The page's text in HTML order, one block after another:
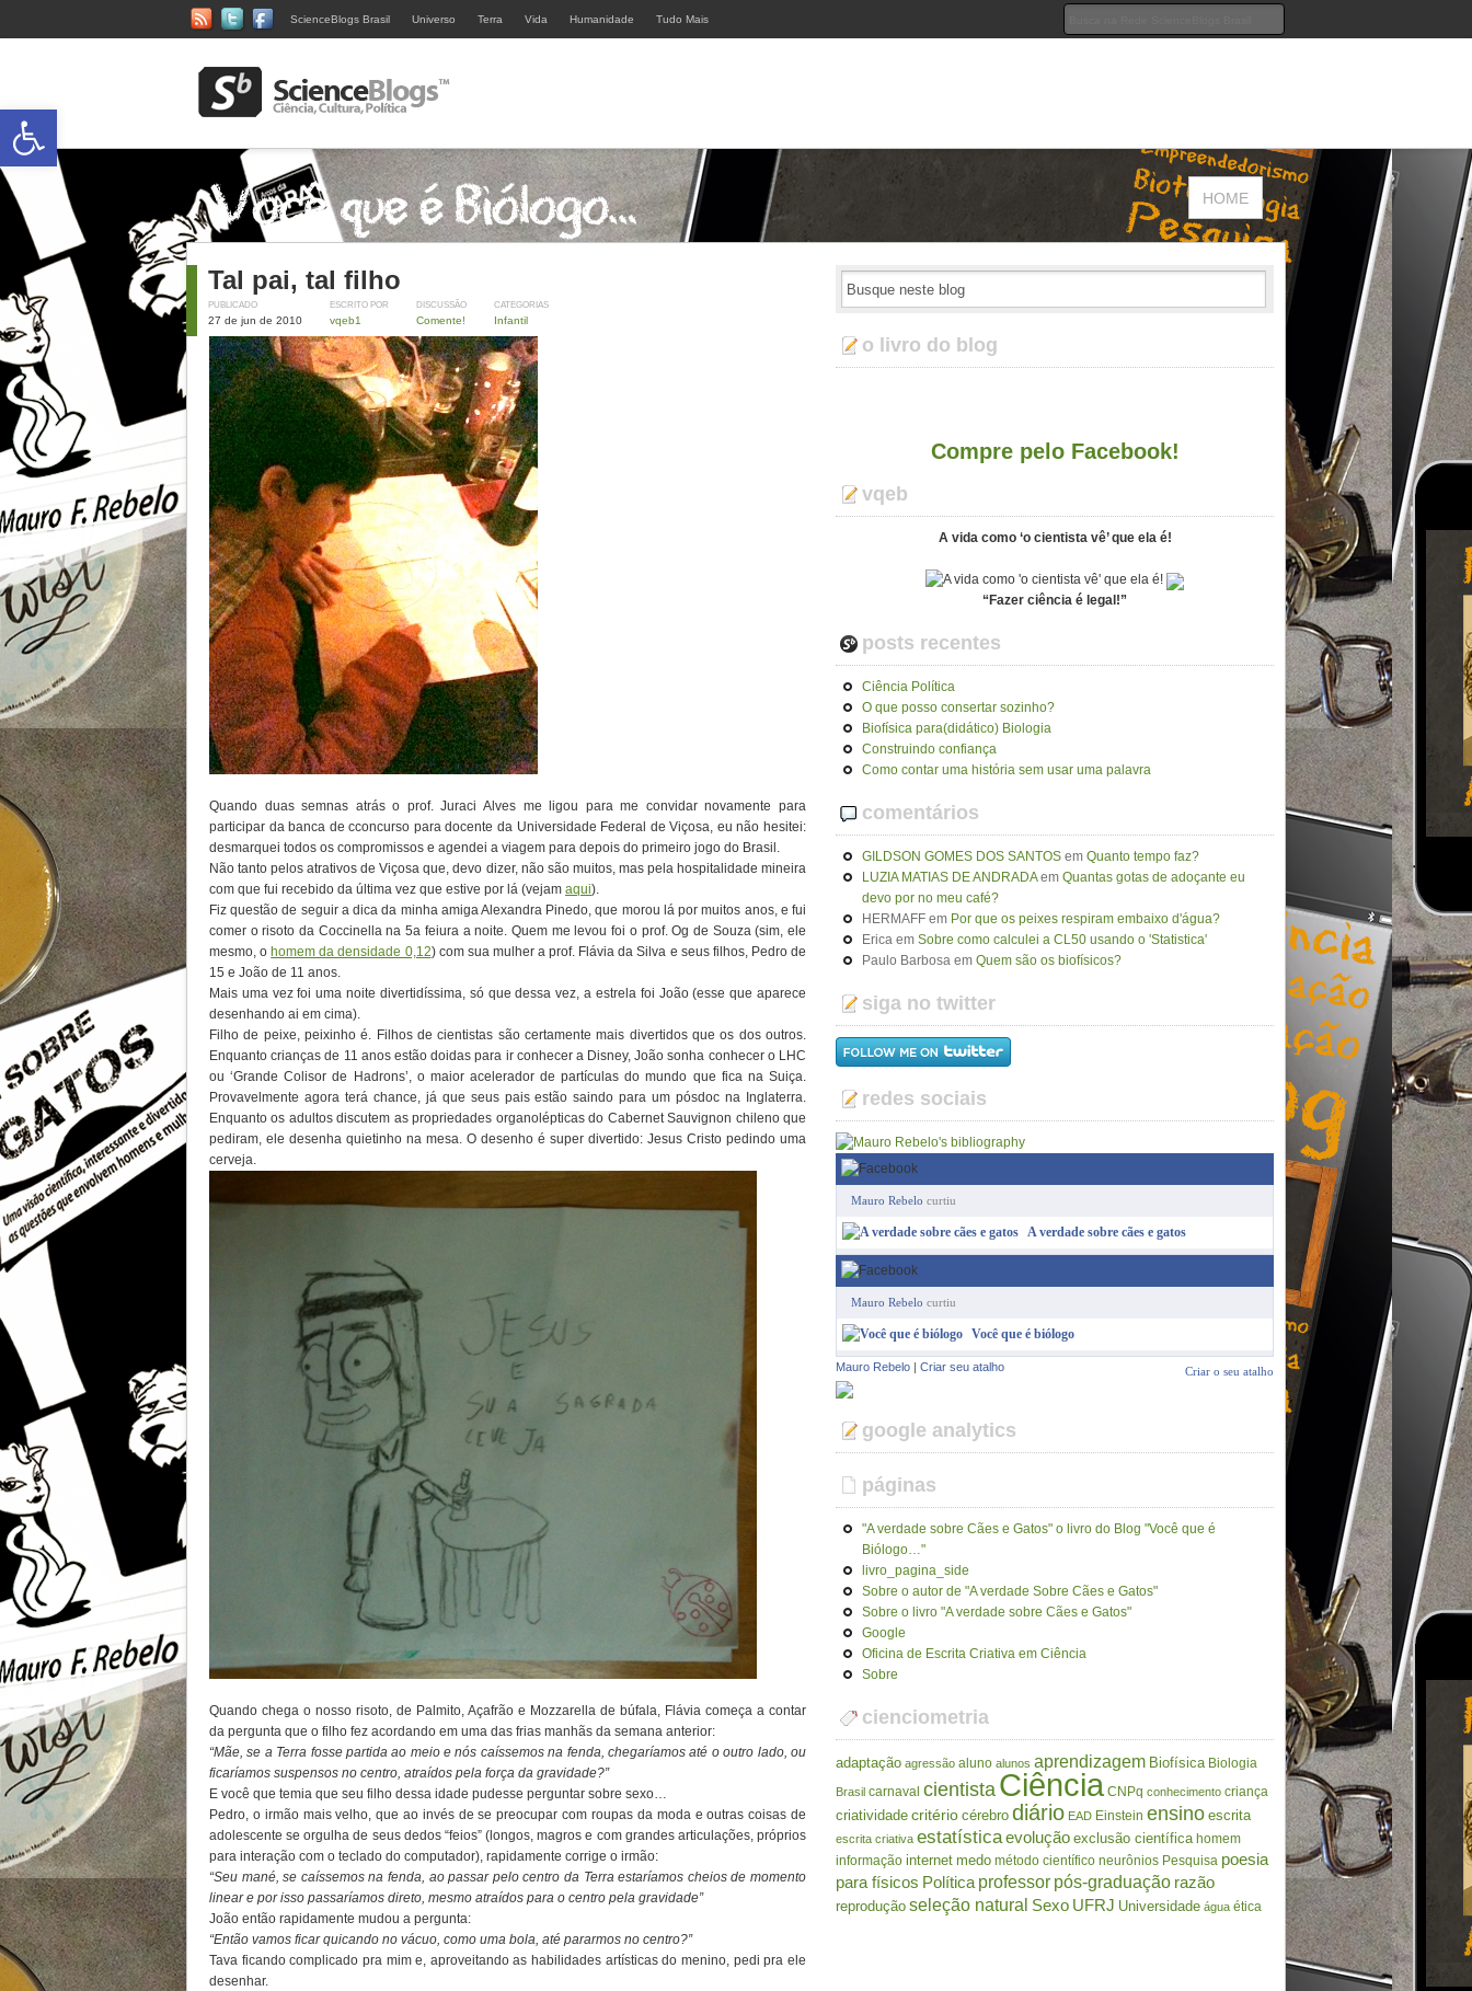
ScienceBlogs Brasil Universo Terra Vida Humanidade Tudo Mais
HOME
Tal pai, tal filho
PUBLICADO
27 de jun de 2010
ESCRITO POR
vqeb1
DISCUSSÃO
Comente!
CATEGORIAS
Infantil
Quando duas semnas atrás o prof. Juraci Alves me ligou para me convidar novamente para
participar da banca de cconcurso para docente da Universidade Federal de Viçosa, eu não hesitei:
desmarquei todos os compromissos e agendei a viagem para depois do primeiro jogo do Brasil.
Não tanto pelos atrativos de Viçosa que, devo dizer, não são muitos, mas pela hospitalidade mineira
com que fui recebido da última vez que estive por lá (vejam aqui).
Fiz questão de seguir a dica da minha amiga Alexandra Pinedo, que morou lá por muitos anos, e fui
comer o risoto da Coccinella na 5a feiura a noite. Quem me levou foi o prof. Og de Souza (sim, ele
mesmo, o homem da densidade 0,12) com sua mulher a prof. Flávia da Silva e seus filhos, Pedro de
15 e João de 11 anos.
Mais uma vez foi uma noite divertidíssima, só que dessa vez, a estrela foi João (esse que aparece
desenhando ai em cima).
Filho de peixe, peixinho é. Filhos de cientistas são certamente mais divertidos que os dos outros.
Enquanto crianças de 11 anos estão doidas para ir conhecer a Disney, João sonha conhecer o LHC
ou ‘Grande Colisor de Hadrons’, o maior acelerador de partículas do mundo que fica na Suiça.
Provavelmente agora terá chance, já que seus pais estão saindo para um pósdoc na Inglaterra.
Enquanto os adultos discutem as propriedades organolépticas do Cabernet Sauvignon chileno que
pediram, ele desenha quietinho na mesa. O desenho é super divertido: Jesus Cristo pedindo uma
cerveja.
Quando chega o nosso risoto, de Palmito, Açafrão e Mozzarella de búfala, Flávia começa a contar
da pergunta que o filho fez acordando em uma das frias manhãs da semana anterior:
“Mãe, se a Terra fosse partida ao meio e nós caíssemos na fenda, chegaríamos até o outro lado, ou
ficaríamos suspensos no centro, atraídos pela força da gravidade?”
E você que temia que seu filho dessa idade pudesse perguntar sobre sexo…
Pedro, o irmão mais velho, que ao invés de se preocupar com roupas da moda e outras coisas de
adolescente se orgulha de seus dedos “feios” (longos, magros e com grandes articulações, próprios
para interação com o teclado do computador), rapidamente corrige o irmão:
“Seu mané, se caíssemos na fenda, ao passar pelo centro da Terra estaríamos cheios de momento
linear e por isso passaríamos direto, mesmo atraídos para o centro pela gravidade”
João então rapidamente mudou a pergunta:
“Então vamos ficar quicando no vácuo, como uma bola, até pararmos no centro?”
Tava ficando complicado pra mim e, aproveitando as habilidades artísticas do menino, pedi pra ele
desenhar.
o livro do blog
Compre pelo Facebook!
vqeb
A vida como ‘o cientista vê’ que ela é!
“Fazer ciência é legal!”
posts recentes
Ciência Política
O que posso consertar sozinho?
Biofísica para(didático) Biologia
Construindo confiança
Como contar uma história sem usar uma palavra
comentários
GILDSON GOMES DOS SANTOS em Quanto tempo faz?
LUZIA MATIAS DE ANDRADAem Quantas gotas de adoçante eu
devo por no meu café?
HERMAFF em Por que os peixes respiram embaixo d'água?
Erica em Sobre como calculei a CL50 usando o 'Statistica'
Paulo Barbosa em Quem são os biofísicos?
siga no twitter
redes sociais
Mauro Rebelo curtiu
A verdade sobre cães e gatos
Mauro Rebelo curtiu
Você que é biólogo
Criar o seu atalho
Mauro Rebelo | Criar seu atalho
google analytics
páginas
"A verdade sobre Cães e Gatos" o livro do Blog "Você que é
Biólogo…"
livro_pagina_side
Sobre o autor de "A verdade Sobre Cães e Gatos"
Sobre o livro "A verdade sobre Cães e Gatos"
Google
Oficina de Escrita Criativa em Ciência
Sobre
cienciometria
adaptação agressão aluno alunos aprendizagem Biofísica Biologia
Brasil carnaval cientista Ciência CNPq conhecimento criança
criatividade critério cérebro diário EAD Einstein ensino escrita
escrita criativa estatísticaevolução exclusão científica homem
informação internet medo método científico neurônios Pesquisa poesia
para físicos Política professor pós-graduação razão
reprodução seleção natural Sexo UFRJ Universidade água ética
Abrir a barra de ferramentas